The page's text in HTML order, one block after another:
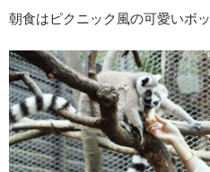
朝食はピクニック風の可愛いボ